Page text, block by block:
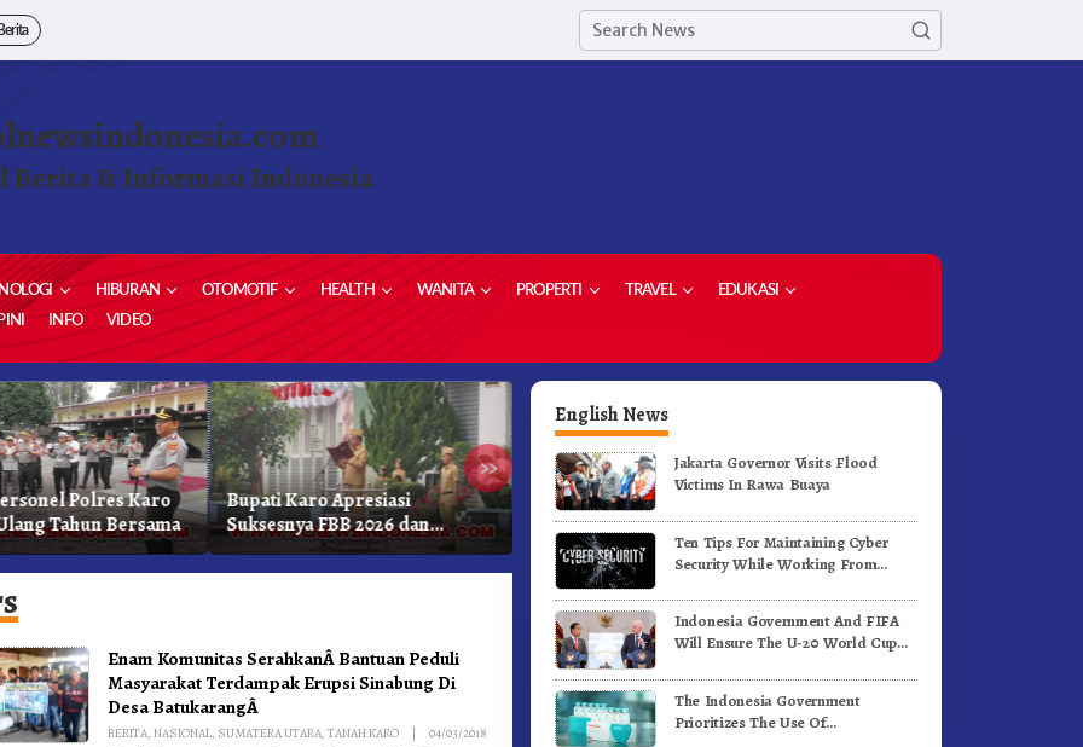
Berita & Informasi Indonesia
HIBURAN OTOMOTIF HEALTH WANITA PROPERTI TRAVEL
EDUKASI
INFO VIDEO
»
Polres Karo
Tahun Bersama
Bupati Karo Apresiasi
Suksesnya FBB 2026 dan
Targetkan FBB 2027 Go
Internasional.!
Sekda Kabupaten Karo Hadiri
Penutupan (PRSU) Tahun 2026
Di Medan
Berkolaborasi Dengan
Komunitas WEST Karo
Enam Komunitas SerahkanÂ Bantuan Peduli
Masyarakat Terdampak Erupsi Sinabung Di
Desa BatukarangÂ
BERITA,NASIONAL, SUMATERA UTARA,TANAH KARO | 04/03/2018
English News
Jakarta Governor Visits Flood
Victims In Rawa Buaya
Ten Tips For Maintaining Cyber
Security While Working From
Indonesia Government And FIFA
Will Ensure The U-20 World Cup
Standards
The Indonesia Government
Prioritizes The Use Of